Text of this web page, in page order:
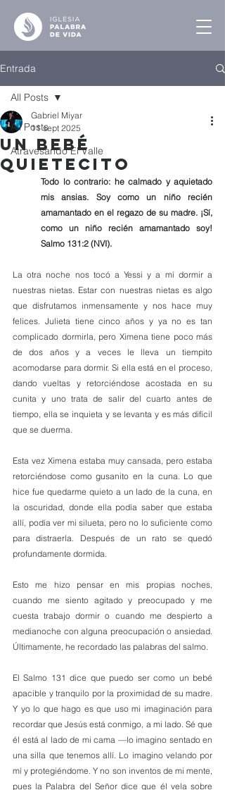
Entrada
All Posts
Atravesando El Valle
All Posts
Un Bebé
Quietecito
Gabriel Miyar
11 sept 2025
Todo lo contrario: he calmado y aquietado
mis ansias. Soy como un niño recién
amamantado en el regazo de su madre. ¡Sí,
como un niño recién amamantado soy!
Salmo 131:2 (NVI).
La otra noche nos tocó a Yessi y a mí dormir a
nuestras nietas. Estar con nuestras nietas es algo
que disfrutamos inmensamente y nos hace muy
felices. Julieta tiene cinco años y ya no es tan
complicado dormirla, pero Ximena tiene poco más
de dos años y a veces le lleva un tiempito
acomodarse para dormir. Si ella está en el proceso,
dando vueltas y retorciéndose acostada en su
cunita y uno trata de salir del cuarto antes de
tiempo, ella se inquieta y se levanta y es más difícil
que se duerma.
Esta vez Ximena estaba muy cansada, pero estaba
retorciéndose como gusanito en la cuna. Lo que
hice fue quedarme quieto a un lado de la cuna, en
la oscuridad, donde ella podía saber que estaba
allí, podía ver mi silueta, pero no lo suficiente como
para distraerla. Después de un rato se quedó
profundamente dormida.
Esto me hizo pensar en mis propias noches,
cuando me siento agitado y preocupado y me
cuesta trabajo dormir o cuando me despierto a
medianoche con alguna preocupación o ansiedad.
Últimamente, he recordado las palabras del salmo.
El Salmo 131 dice que puedo ser como un bebé
apacible y tranquilo por la proximidad de su madre.
Y yo lo que hago es que uso mi imaginación para
recordar que Jesús está conmigo, a mi lado. Sé que
él está al lado de mi cama —lo imagino sentado en
una silla que tenemos allí. Lo imagino velando por
mí y protegiéndome. Y no son inventos de mi mente,
pues la Palabra del Señor dice que él vela sobre